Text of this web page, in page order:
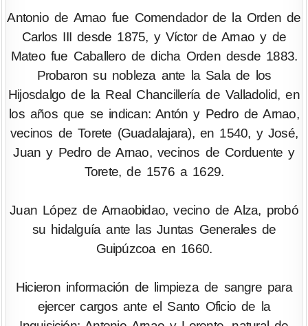
Antonio de Arnao fue Comendador de la Orden de
Carlos III desde 1875, y Víctor de Arnao y de
Mateo fue Caballero de dicha Orden desde 1883.
Probaron su nobleza ante la Sala de los
Hijosdalgo de la Real Chancillería de Valladolid, en
los años que se indican: Antón y Pedro de Arnao,
vecinos de Torete (Guadalajara), en 1540, y José,
Juan y Pedro de Arnao, vecinos de Corduente y
Torete, de 1576 a 1629.
Juan López de Arnaobidao, vecino de Alza, probó
su hidalguía ante las Juntas Generales de
Guipúzcoa en 1660.
Hicieron información de limpieza de sangre para
ejercer cargos ante el Santo Oficio de la